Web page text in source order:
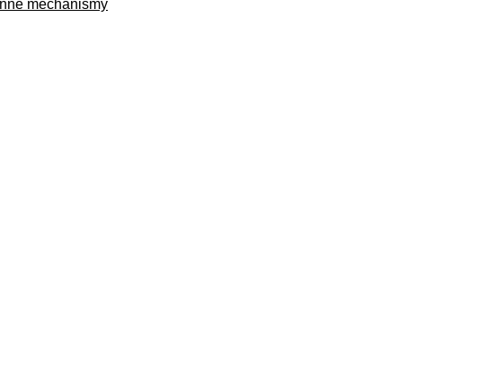
mechanismy